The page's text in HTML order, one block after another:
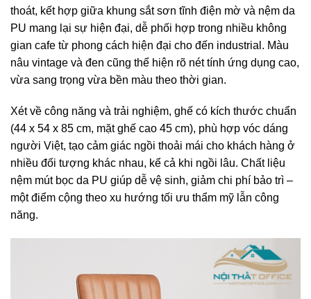
thoát, kết hợp giữa khung sắt sơn tĩnh điện mờ và nệm da
PU mang lại sự hiện đại, dễ phối hợp trong nhiều không
gian cafe từ phong cách hiện đại cho đến industrial. Màu
nâu vintage và đen cũng thể hiện rõ nét tính ứng dụng cao,
vừa sang trọng vừa bền màu theo thời gian.
Xét về công năng và trải nghiệm, ghế có kích thước chuẩn
(44 x 54 x 85 cm, mặt ghế cao 45 cm), phù hợp vóc dáng
người Việt, tạo cảm giác ngồi thoải mái cho khách hàng ở
nhiều đối tượng khác nhau, kể cả khi ngồi lâu. Chất liệu
nệm mút bọc da PU giúp dễ vệ sinh, giảm chi phí bảo trì –
một điểm cộng theo xu hướng tối ưu thẩm mỹ lẫn công
năng.